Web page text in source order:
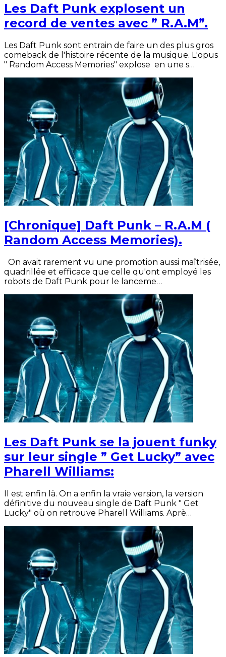
Les Daft Punk explosent un
record de ventes avec ” R.A.M”.
Les Daft Punk sont entrain de faire un des plus gros
comeback de l'histoire récente de la musique. L'opus
" Random Access Memories" explose en une s…
[Chronique] Daft Punk – R.A.M (
Random Access Memories).
On avait rarement vu une promotion aussi maîtrisée,
quadrillée et efficace que celle qu'ont employé les
robots de Daft Punk pour le lanceme…
Les Daft Punk se la jouent funky
sur leur single ” Get Lucky” avec
Pharell Williams:
Il est enfin là. On a enfin la vraie version, la version
définitive du nouveau single de Daft Punk " Get
Lucky" où on retrouve Pharell Williams. Aprè…